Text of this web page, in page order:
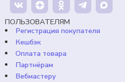
Продавец:24obuch.ru
В корзину
ПОЛЬЗОВАТЕЛЯМ
Регистрация покупателя
Кешбэк
Оплата товара
Партнёрам
Вебмастеру